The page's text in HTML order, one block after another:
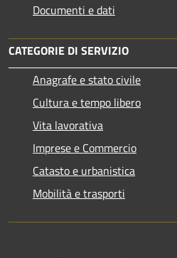
Documenti e dati
CATEGORIE DI SERVIZIO
Anagrafe e stato civile
Cultura e tempo libero
Vita lavorativa
Imprese e Commercio
Catasto e urbanistica
Mobilità e trasporti